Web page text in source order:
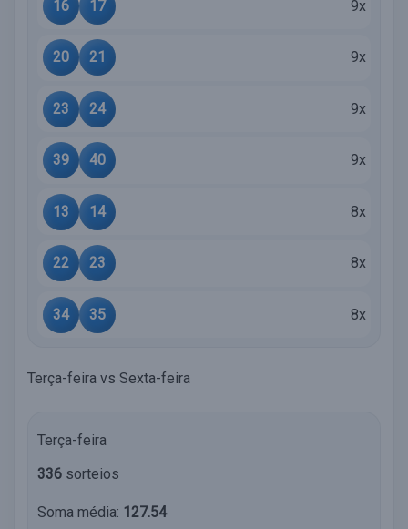
16 17 9x
20 21 9x
23 24 9x
39 40 9x
13 14 8x
22 23 8x
34 35 8x
Terça-feira vs Sexta-feira
Terça-feira
336 sorteios
Soma média: 127.54